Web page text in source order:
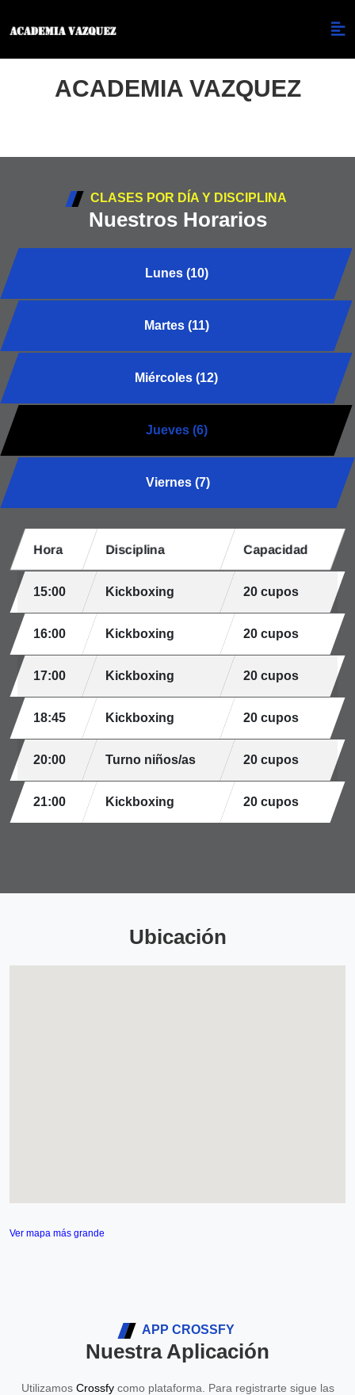
ACADEMIA VAZQUEZ
CLASES POR DÍA Y DISCIPLINA
Nuestros Horarios
Lunes (10)
Martes (11)
Miércoles (12)
Jueves (6)
Viernes (7)
Hora Disciplina Capacidad
15:00 Kickboxing 20 cupos
16:00 Kickboxing 20 cupos
17:00 Kickboxing 20 cupos
18:45 Kickboxing 20 cupos
20:00 Turno niños/as 20 cupos
21:00 Kickboxing 20 cupos
Ubicación
Ver mapa más grande
APP CROSSFY
Nuestra Aplicación
Utilizamos Crossfycomo plataforma. Para registrarte sigue las